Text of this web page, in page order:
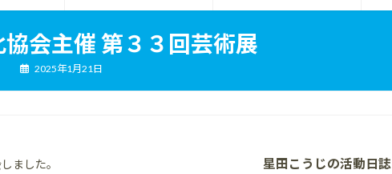
会主催 第３３回芸術展
2025年1月21日
ました。 星田こうじの活動日誌